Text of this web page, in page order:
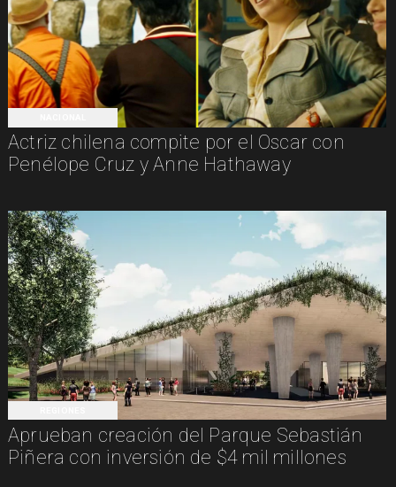
Actriz chilena compite por el Oscar con
Penélope Cruz y Anne Hathaway
Aprueban creación del Parque Sebastián
Piñera con inversión de $4 mil millones